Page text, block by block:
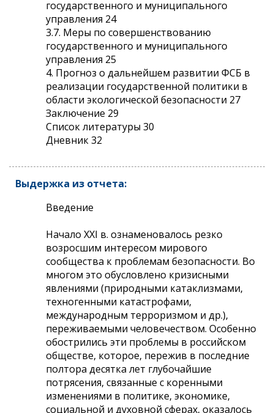
государственного и муниципального
управления 24
3.7. Меры по совершенствованию
государственного и муниципального
управления 25
4. Прогноз о дальнейшем развитии ФСБ в
реализации государственной политики в
области экологической безопасности 27
Заключение 29
Список литературы 30
Дневник 32
Выдержка из отчета:
Введение
Начало XXI в. ознаменовалось резко
возросшим интересом мирового
сообщества к проблемам безопасности. Во
многом это обусловлено кризисными
явлениями (природными катаклизмами,
техногенными катастрофами,
международным терроризмом и др.),
переживаемыми человечеством. Особенно
обострились эти проблемы в российском
обществе, которое, пережив в последние
полтора десятка лет глубочайшие
потрясения, связанные с коренными
изменениями в политике, экономике,
социальной и духовной сферах, оказалось